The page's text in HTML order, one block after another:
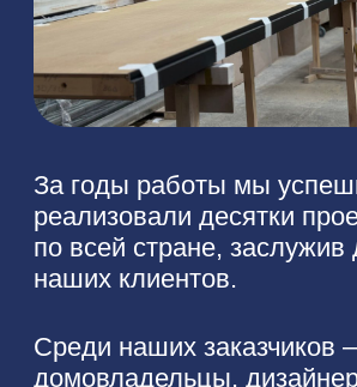
от проектирования до сборки
и установки. Это позволяет
нам гарантировать высочайшее
качество нашей продукции.
обеспечивающие долговечность
и износостойкость продукции.